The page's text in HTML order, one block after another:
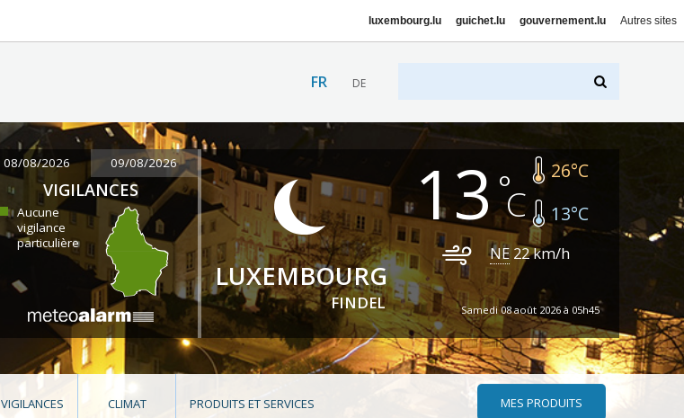
luxembourg.lu guichet.lu gouvernement.lu Autres sites
FR DE
08/08/2026 09/08/2026
VIGILANCES
Aucune
vigilance
particulière
LUXEMBOURG
FINDEL
13 26°C
13°C
NE 22km/h
Samedi 08 août 2026 à 05h45
VIGILANCES CLIMAT PRODUITS ET SERVICES MES PRODUITS